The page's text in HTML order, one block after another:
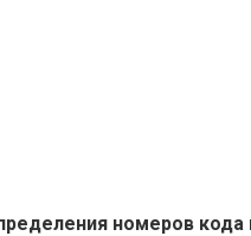
номеров